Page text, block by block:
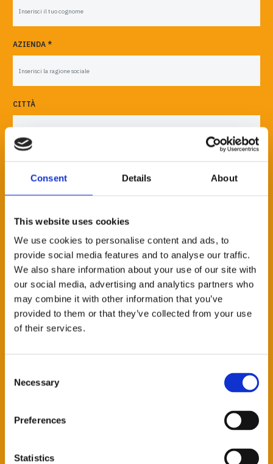
Consent Details About
This website uses cookies
We use cookies to personalise content and ads, to
provide social media features and to analyse our traffic.
We also share information about your use of our site with
our social media, advertising and analytics partners who
may combine it with other information that you’ve
provided to them or that they’ve collected from your use
of their services.
Selection
Necessary
Preferences
Statistics
AZIENDA *
CITTÀ
TELEFONO
SETTORI DI INTERESSE
ENERGIE RINNOVABILI
FOOD
INDUSTRIA
RISCALDAMENTO